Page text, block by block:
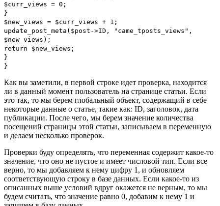
$curr_views = 0 ;
}
$new_views = $curr_views + 1 ;
update_post_meta ( $post ->ID , "came_tposts_views" ,
$new_views );
return $new_views ;
}
}
Как вы заметили, в первой строке идет проверка, находится
ли в данный момент пользователь на странице статьи. Если
это так, то мы берем глобальный объект, содержащий в себе
некоторые данные о статье, такие как: ID, заголовок, дата
публикации. После чего, мы берем значение количества
посещений страницы этой статьи, записываем в переменную
и делаем несколько проверок.
Проверки буду определять, что переменная содержит какое-то
значение, что оно не пустое и имеет числовой тип. Если все
верно, то мы добавляем к нему цифру 1, и обновляем
соответствующую строку в базе данных. Если какое-то из
описанных выше условий вдруг окажется не верным, то мы
будем считать, что значение равно 0, добавим к нему 1 и